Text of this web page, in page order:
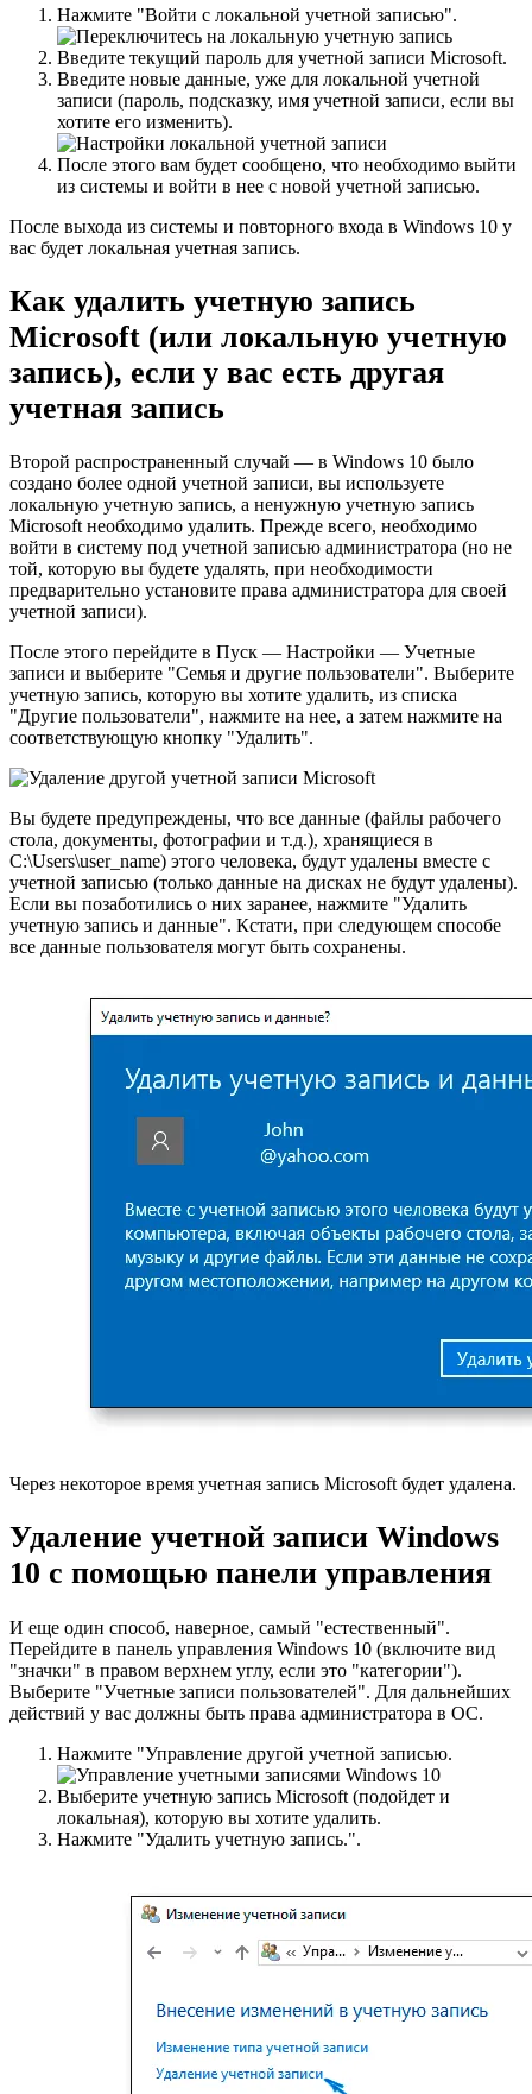
Нажмите "Войти с локальной учетной записью".
Введите текущий пароль для учетной записи Microsoft.
Введите новые данные, уже для локальной учетной
записи (пароль, подсказку, имя учетной записи, если вы
хотите его изменить).
После этого вам будет сообщено, что необходимо выйти
из системы и войти в нее с новой учетной записью.
После выхода из системы и повторного входа в Windows 10 у
вас будет локальная учетная запись.
Как удалить учетную запись
Microsoft (или локальную учетную
запись), если у вас есть другая
учетная запись
Второй распространенный случай — в Windows 10 было
создано более одной учетной записи, вы используете
локальную учетную запись, а ненужную учетную запись
Microsoft необходимо удалить. Прежде всего, необходимо
войти в систему под учетной записью администратора (но не
той, которую вы будете удалять, при необходимости
предварительно установите права администратора для своей
учетной записи).
После этого перейдите в Пуск — Настройки — Учетные
записи и выберите "Семья и другие пользователи". Выберите
учетную запись, которую вы хотите удалить, из списка
"Другие пользователи", нажмите на нее, а затем нажмите на
соответствующую кнопку "Удалить".
Вы будете предупреждены, что все данные (файлы рабочего
стола, документы, фотографии и т.д.), хранящиеся в
C:\Users\user_name) этого человека, будут удалены вместе с
учетной записью (только данные на дисках не будут удалены).
Если вы позаботились о них заранее, нажмите "Удалить
учетную запись и данные". Кстати, при следующем способе
все данные пользователя могут быть сохранены.
Через некоторое время учетная запись Microsoft будет удалена.
Удаление учетной записи Windows
10 с помощью панели управления
И еще один способ, наверное, самый "естественный".
Перейдите в панель управления Windows 10 (включите вид
"значки" в правом верхнем углу, если это "категории").
Выберите "Учетные записи пользователей". Для дальнейших
действий у вас должны быть права администратора в ОС.
Нажмите "Управление другой учетной записью.
Выберите учетную запись Microsoft (подойдет и
локальная), которую вы хотите удалить.
Нажмите "Удалить учетную запись.".